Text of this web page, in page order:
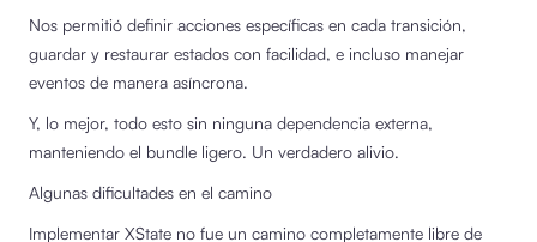
Nos permitió definir acciones específicas en cada transición,
guardar y restaurar estados con facilidad, e incluso manejar
eventos de manera asíncrona.
Y, lo mejor, todo esto sin ninguna dependencia externa,
manteniendo el bundle ligero. Un verdadero alivio.
Algunas dificultades en el camino
Implementar XState no fue un camino completamente libre de